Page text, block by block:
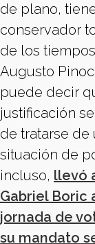
de plano,
conservador
de los
Augusto
puede decir
justificación
de tratarse de
situación de
incluso, llevó
Gabriel Boric
jornada de
su mandato